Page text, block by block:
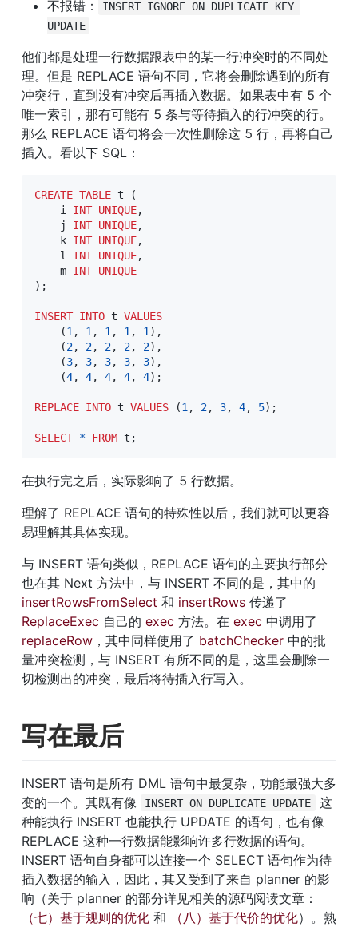
不报错：
INSERT IGNORE ON DUPLICATE KEY
UPDATE
他们都是处理一行数据跟表中的某一行冲突时的不同处
理。但是 REPLACE 语句不同，它将会删除遇到的所有
冲突行，直到没有冲突后再插入数据。如果表中有 5 个
唯一索引，那有可能有 5 条与等待插入的行冲突的行。
那么 REPLACE 语句将会一次性删除这 5 行，再将自己
插入。看以下 SQL：
CREATE TABLE t
(
    i
INT UNIQUE,
    j
INT UNIQUE,
    k
INT UNIQUE,
    l
INT UNIQUE,
    m
INT UNIQUE
) ;
INSERT INTO t VALUES
(1 , 1 , 1 , 1 , 1 ) ,
(2, 2, 2, 2, 2) ,
(3, 3, 3, 3, 3) ,
(4, 4, 4, 4, 4) ;
REPLACE INTO t VALUES (1 , 2, 3, 4, 5) ;
SELECT * FROM t ;
在执行完之后，实际影响了 5 行数据。
理解了 REPLACE 语句的特殊性以后，我们就可以更容
易理解其具体实现。
与 INSERT 语句类似，REPLACE 语句的主要执行部分
也在其 Next 方法中，与 INSERT 不同的是，其中的
insertRowsFromSelect 和 insertRows 传递了
ReplaceExec 自己的 exec 方法。在 exec 中调用了
replaceRow ，其中同样使用了 batchChecker 中的批
量冲突检测，与 INSERT 有所不同的是，这里会删除一
切检测出的冲突，最后将待插入行写入。
写在最后
INSERT 语句是所有 DML 语句中最复杂，功能最强大多
变的一个。其既有像
INSERT ON DUPLICATE UPDATE
这
种能执行 INSERT 也能执行 UPDATE 的语句，也有像
REPLACE 这种一行数据能影响许多行数据的语句。
INSERT 语句自身都可以连接一个 SELECT 语句作为待
插入数据的输入，因此，其又受到了来自 planner 的影
响（关于 planner 的部分详见相关的源码阅读文章：
（七）基于规则的优化 和 （八）基于代价的优化）。熟